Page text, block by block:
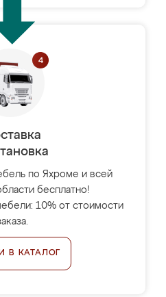
по Яхроме и всей
бесплатно!
10% от стоимости
В КАТАЛОГ